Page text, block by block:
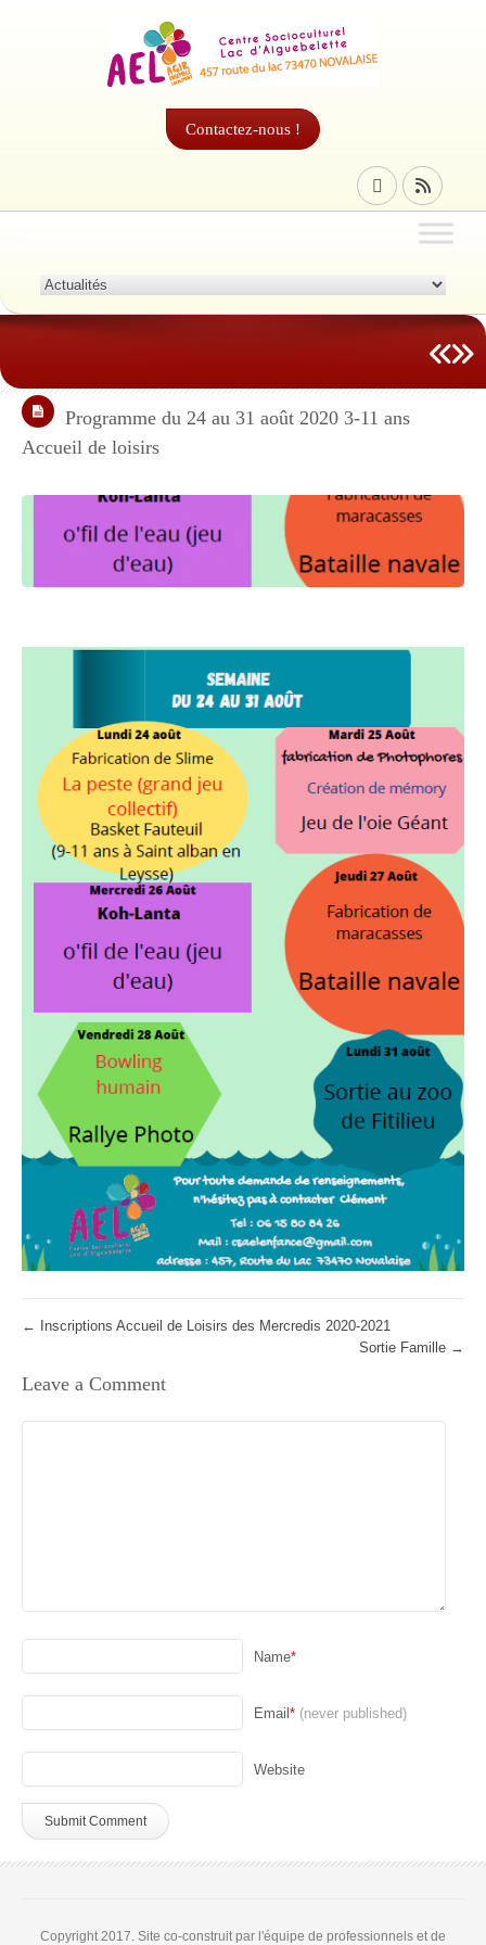
Contactez-nous !
Programme du 24 au 31 août 2020 3-11 ans
Accueil de loisirs
←
Inscriptions Accueil de Loisirs des Mercredis 2020-2021
Sortie Famille →
Leave a Comment
Name*
Email * (never published)
Website
Copyright 2017. Site co-construit par l'équipe de professionnels et de